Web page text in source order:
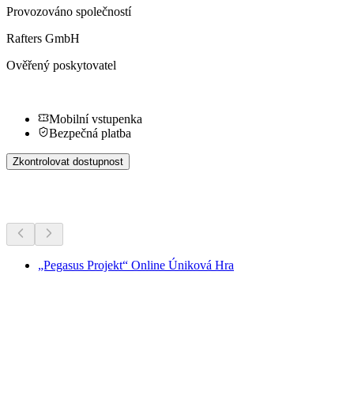
Provozováno společností
Rafters GmbH
Ověřený poskytovatel
Mobilní vstupenka
Bezpečná platba
Zkontrolovat dostupnost
„Pegasus Projekt“ Online Úniková Hra